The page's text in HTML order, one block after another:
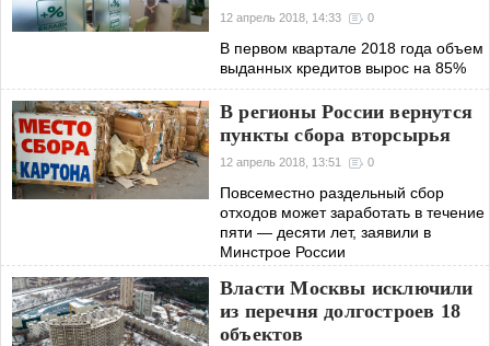
12 апрель 2018, 14:33 0
В первом квартале 2018 года объем
выданных кредитов вырос на 85%
В регионы России вернутся
пункты сбора вторсырья
12 апрель 2018, 13:51 0
Повсеместно раздельный сбор
отходов может заработать в течение
пяти — десяти лет, заявили в
Минстрое России
Власти Москвы исключили
из перечня долгостроев 18
объектов